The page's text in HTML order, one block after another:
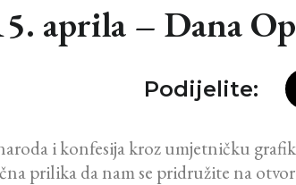
aprila – Dana
Podijelite:
i konfesija kroz umjetničku
prilika da nam se pridružite na